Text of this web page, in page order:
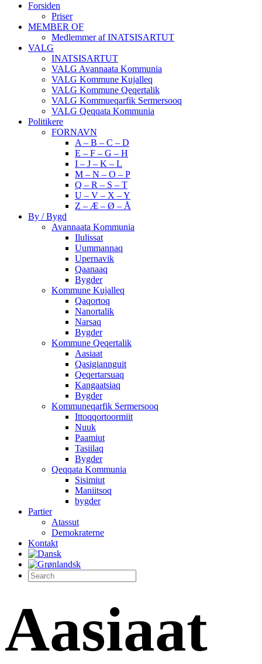
Forsiden
Priser
MEMBER OF
Medlemmer af INATSISARTUT
VALG
INATSISARTUT
VALG Avannaata Kommunia
VALG Kommune Kujalleq
VALG Kommune Qeqertalik
VALG Kommueqarfik Sermersooq
VALG Qeqqata Kommunia
Politikere
FORNAVN
A – B – C – D
E – F – G – H
I – J – K – L
M – N – O – P
Q – R – S – T
U – V – X – Y
Z – Æ – Ø – Å
By / Bygd
Avannaata Kommunia
Ilulissat
Uummannaq
Upernavik
Qaanaaq
Bygder
Kommune Kujalleq
Qaqortoq
Nanortalik
Narsaq
Bygder
Kommune Qeqertalik
Aasiaat
Qasigiannguit
Qeqertarsuaq
Kangaatsiaq
Bygder
Kommuneqarfik Sermersooq
Ittoqqortoormiit
Nuuk
Paamiut
Tasiilaq
Bygder
Qeqqata Kommunia
Sisimiut
Maniitsoq
bygder
Partier
Atassut
Demokraterne
Kontakt
Aasiaat